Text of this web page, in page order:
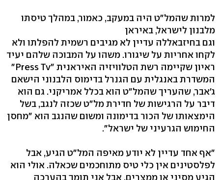
למרות שהמל"ט היה במעקב, כאמור, במהלך טיסתו
מלבנון לישראל, באיראן
וגם בחיזבאללה עדיין לא מגיבים רשמית להפלתו ולא
לקחו אחריות על שיגורו. משהו על המבוכה שלהם יעיד
ראיון שקיימה רשת הטלוויזיה האיראנית "Press Tv"
המשדרת באנגלית עם הגנרל בדימוס הלבנוני הישאם
ג'אבר, שהעריך שהמל"ט הוא בכלל אמריקני. גם הוא
דיבר על הרגישות של חדירת מל"ט שכזה לנגב, בשל
הימצאותו של הכור בדימונה ומשום שהנגב הוא "מחסן
החימוש הגרעיני של ישראל".
"אף אחד עדיין לא יודע מאיפה המל"ט הגיע, אבל
לפלסטינים אין כלי טיס מתוחכמים שכאלה. אולי הוא
הגיע מסיני או ממצרים, אבל אני תומך בהערכה